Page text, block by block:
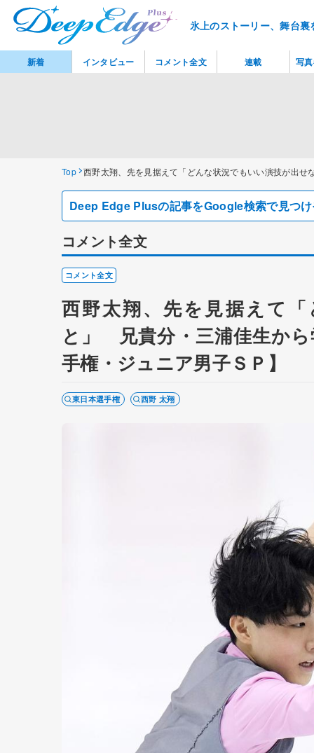
氷上のストーリー、舞台
Top 西野太翔、先を見据えて「どんな状況でもいい演技が出
Deep Edge Plusの記事をGoogle検索で見つ
コメント全文
コメント全文
西野太翔、先を見据えて
と」 兄貴分・三浦佳生か
手権・ジュニア男子ＳＰ】
東日本選手権 西野 太翔
新着 インタビュー コメント全文 連載 写